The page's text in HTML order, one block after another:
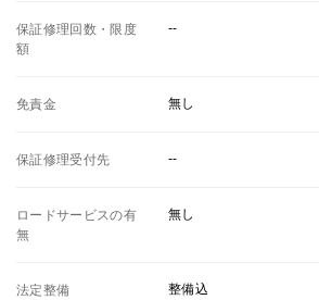
保証修理回数・限度
額
--
免責金 無し
保証修理受付先 --
ロードサービスの有
無
無し
法定整備 整備込